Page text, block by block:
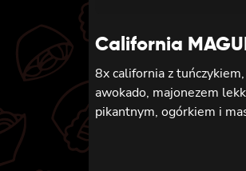
California
8x california z tuńczykiem,
awokado, majonezem
pikantnym, ogórkiem i